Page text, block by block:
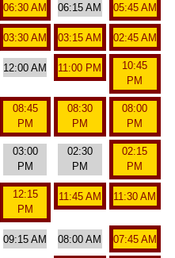
06:30 AM 06:15 AM 05:45 AM
03:30 AM 03:15 AM 02:45 AM
12:00 AM 11:00 PM
10:45
PM
08:45
PM
08:30
PM
08:00
PM
03:00
PM
02:30
PM
02:15
PM
12:15
PM
11:45 AM 11:30 AM
09:15 AM 08:00 AM 07:45 AM